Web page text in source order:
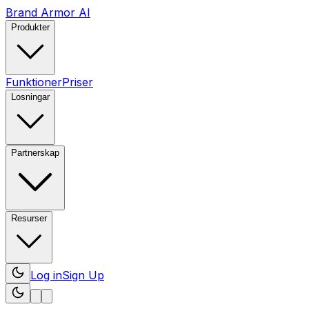
Brand Armor AI
Produkter
FunktionerPriser
Losningar
Partnerskap
Resurser
Log inSign Up